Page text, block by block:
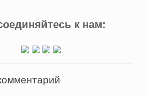
к нам: